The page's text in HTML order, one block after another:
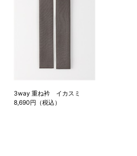
3way 重ね衿 イカスミ
8,690円（税込）